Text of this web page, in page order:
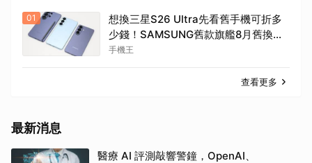
01
想換三星S26 Ultra先看舊手機可折多
少錢！SAMSUNG舊款旗艦8月舊換新
價格參考
手機王
查看更多
最新消息
醫療 AI 評測敲響警鐘，OpenAI、